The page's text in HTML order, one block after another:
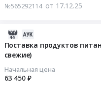
№565292114 от 17.12.25
Поставка продуктов
свежие)
Начальная цена
63 450 ₽